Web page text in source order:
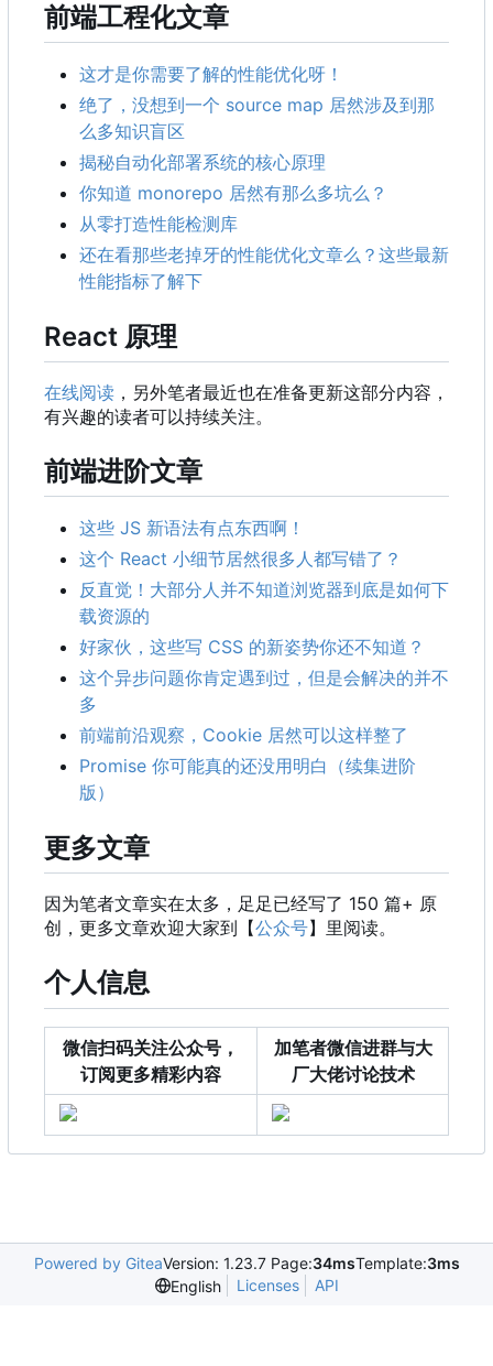
前端工程化文章
这才是你需要了解的性能优化呀！
绝了，没想到一个 source map 居然涉及到那
么多知识盲区
揭秘自动化部署系统的核心原理
你知道 monorepo 居然有那么多坑么？
从零打造性能检测库
还在看那些老掉牙的性能优化文章么？这些最新
性能指标了解下
React 原理
在线阅读 ，另外笔者最近也在准备更新这部分内容，
有兴趣的读者可以持续关注。
前端进阶文章
这些 JS 新语法有点东西啊！
这个 React 小细节居然很多人都写错了？
反直觉！大部分人并不知道浏览器到底是如何下
载资源的
好家伙，这些写 CSS 的新姿势你还不知道？
这个异步问题你肯定遇到过，但是会解决的并不
多
前端前沿观察 ， Cookie 居然可以这样整了
Promise 你可能真的还没用明白（续集进阶
版）
更多文章
因为笔者文章实在太多，足足已经写了 150 篇+ 原
创，更多文章欢迎大家到【公众号】里阅读。
个人信息
微信扫码关注公众号，
订阅更多精彩内容
加笔者微信进群与大
厂大佬讨论技术
Powered by GiteaVersion: 1.23.7 Page:34msTemplate:3ms
English
Licenses API